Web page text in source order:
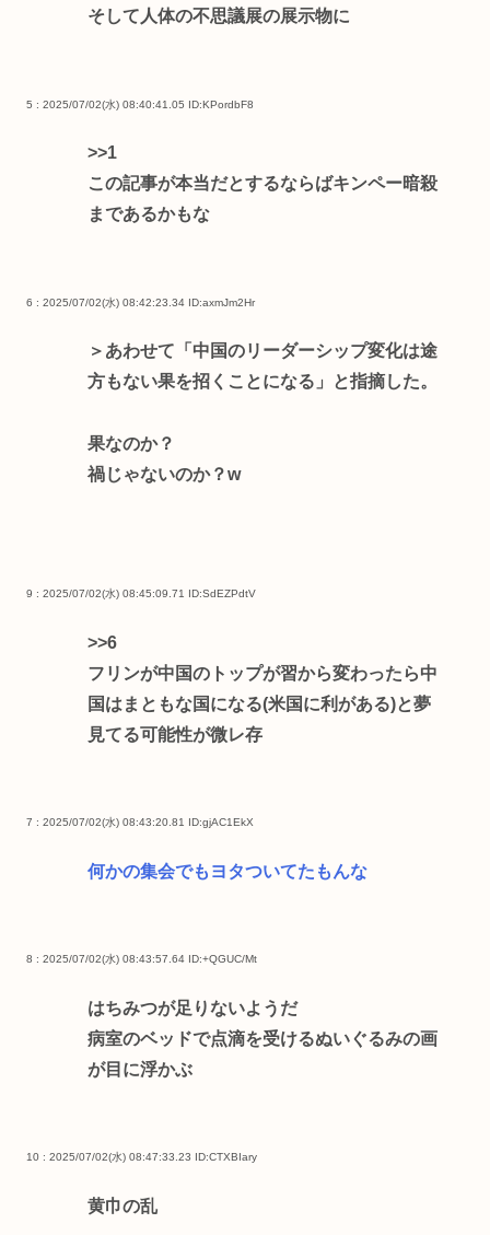
そして人体の不思議展の展示物に
5 : 2025/07/02(水) 08:40:41.05 ID:KPordbF8
>>1
この記事が本当だとするならばキンペー暗殺
まであるかもな
6 : 2025/07/02(水) 08:42:23.34 ID:axmJm2Hr
＞あわせて「中国のリーダーシップ変化は途
方もない果を招くことになる」と指摘した。
果なのか？
禍じゃないのか？w
9 : 2025/07/02(水) 08:45:09.71 ID:SdEZPdtV
>>6
フリンが中国のトップが習から変わったら中
国はまともな国になる(米国に利がある)と夢
見てる可能性が微レ存
7 : 2025/07/02(水) 08:43:20.81 ID:gjAC1EkX
何かの集会でもヨタついてたもんな
8 : 2025/07/02(水) 08:43:57.64 ID:+QGUC/Mt
はちみつが足りないようだ
病室のベッドで点滴を受けるぬいぐるみの画
が目に浮かぶ
10 : 2025/07/02(水) 08:47:33.23 ID:CTXBIary
黄巾の乱